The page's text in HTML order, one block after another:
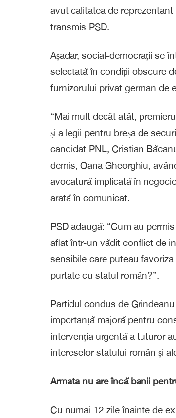
avut calitatea de
transmis PSD.
Așadar, social-democrații se
selectată în condiții obscure
furnizorului privat german de
“Mai mult decât atât,
și a legii pentru breșa de
candidat PNL, Cristian
demis, Oana Gheorghiu,
avocatură implicată în
arată în comunicat.
PSD adaugă: “Cum au
aflat într-un vădit conflict de
sensibile care puteau
purtate cu statul român?”.
Partidul condus de
importanță majoră pentru
intervenția urgentă a tuturor
intereselor statului român și
Armata nu are încă banii
Cu numai 12 zile înainte de